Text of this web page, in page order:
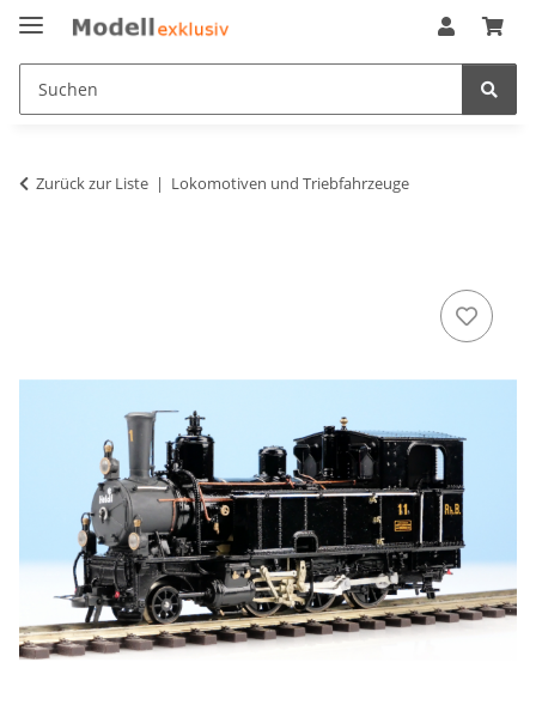
Zurück zur Liste Lokomotiven und Triebfahrzeuge